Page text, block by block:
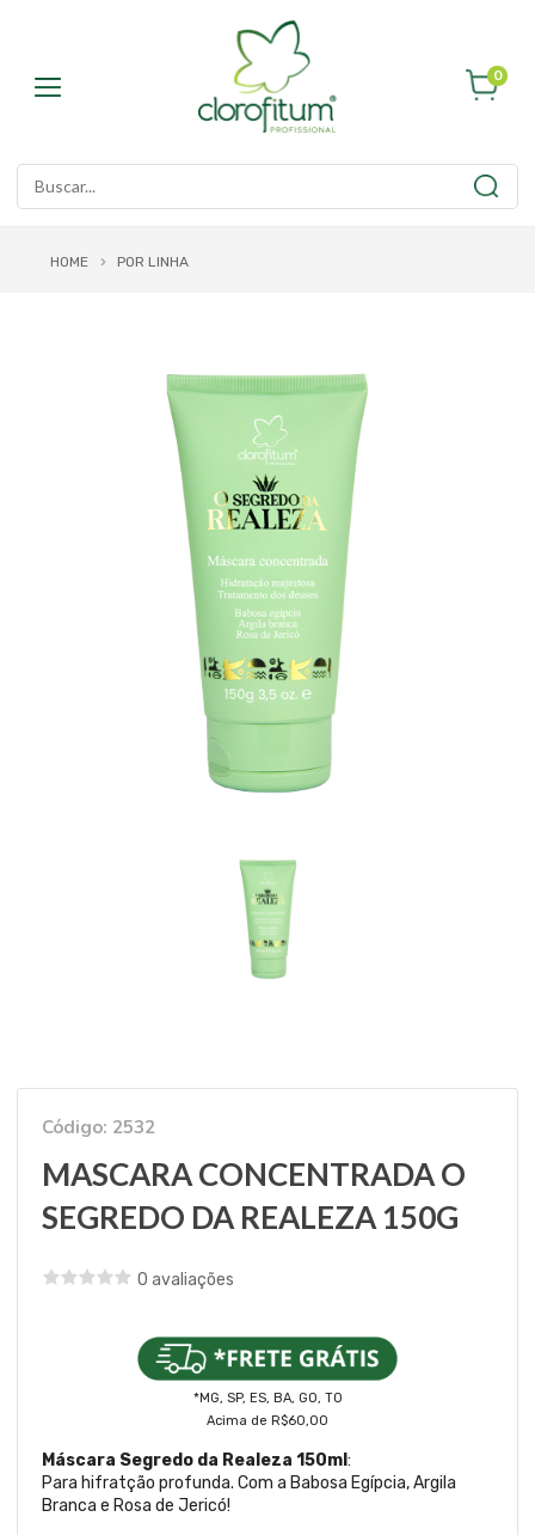
0
HOME POR LINHA
Código: 2532
MASCARA CONCENTRADA O
SEGREDO DA REALEZA 150G
0 avaliações
*MG, SP, ES, BA, GO, TO
Acima de R$60,00
Máscara Segredo da Realeza 150ml :
Para hifratção profunda. Com a Babosa Egípcia, Argila
Branca e Rosa de Jericó!